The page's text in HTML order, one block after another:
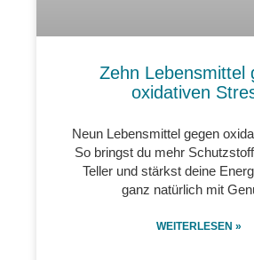
Zehn Lebensmittel
oxidativen
Neun Lebensmittel gegen
So bringst du mehr
Teller und stärkst deine
ganz natürlich mit
WEITERLESEN »